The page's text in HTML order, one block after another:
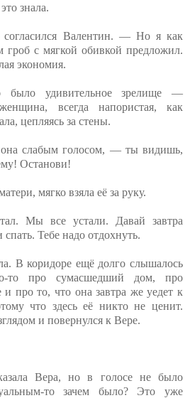
знала.
Валентин. — Но я как
с мягкой обивкой предложил.
экономия.
было удивительное зрелище —
женщина, всегда напористая, как
цепляясь за стены.
слабым голосом, — ты видишь,
Останови!
мягко взяла её за руку.
Мы все устали. Давай завтра
Тебе надо отдохнуть.
В коридоре ещё долго слышалось
то про сумасшедший дом, про
про то, что она завтра же уедет к
что здесь её никто не ценит.
и повернулся к Вере.
Вера, но в голосе не было
то зачем было? Это уже